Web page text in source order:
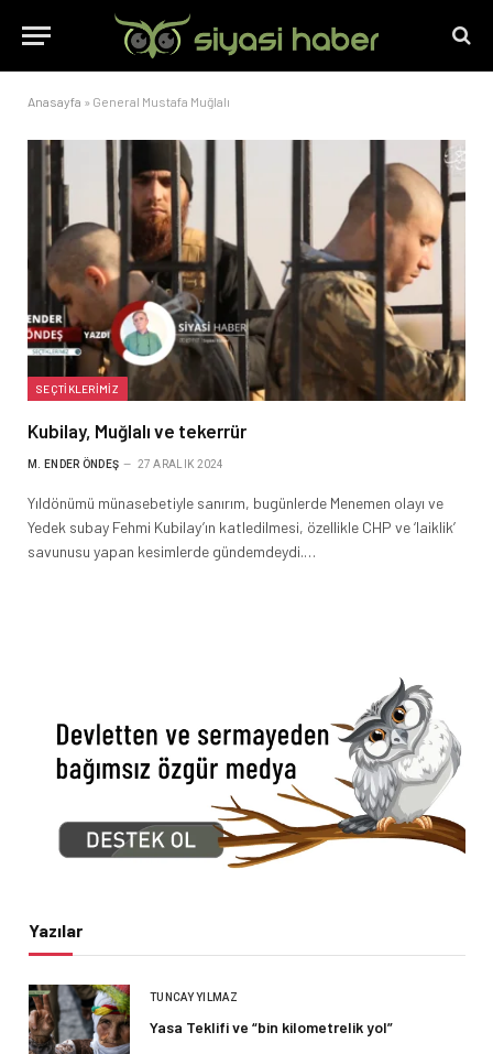
Anasayfa » General Mustafa Muğlalı
SEÇTIKLERIMIZ
Kubilay, Muğlalı ve tekerrür
M. ENDER ÖNDEŞ 27 ARALIK 2024
Yıldönümü münasebetiyle sanırım, bugünlerde Menemen olayı ve
Yedek subay Fehmi Kubilay’ın katledilmesi, özellikle CHP ve ‘laiklik’
savunusu yapan kesimlerde gündemdeydi.…
Yazılar
TUNCAY YILMAZ
Yasa Teklifi ve “bin kilometrelik yol”